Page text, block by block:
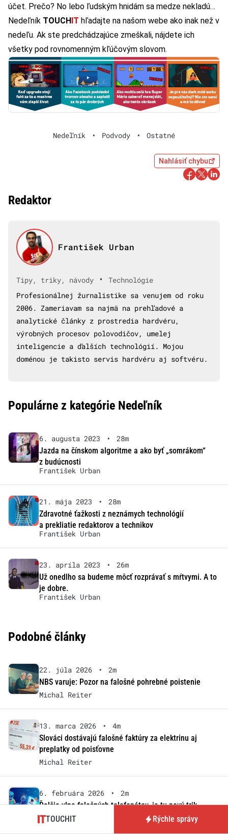
účet. Prečo? No lebo ľudským hnidám sa medze nekladú…
Nedeľník TOUCHIT hľadajte na našom webe ako inak než v
nedeľu. Ak ste predchádzajúce zmeškali, nájdete ich
všetky pod rovnomenným kľúčovým slovom.
Nedeľník • Podvody • Ostatné
Nahlásiť chybu
Redaktor
František Urban
Tipy, triky, návody •
Technológie
Profesionálnej žurnalistike sa venujem od roku
2006. Zameriavam sa najmä na prehľadové a
analytické články z prostredia hardvéru,
výrobných procesov polovodičov, umelej
inteligencie a ďalších technológií. Mojou
doménou je takisto servis hardvéru aj softvéru.
Populárne z kategórie Nedeľník
6. augusta 2023 •
28m
Jazda na čínskom algoritme a ako byť „somrákom“
z budúcnosti
František Urban
21. mája 2023 •
28m
Zdravotné ťažkosti z neznámych technológií
a prekliatie redaktorov a technikov
František Urban
23. apríla 2023 •
26m
Už onedlho sa budeme môcť rozprávať s mŕtvymi. A to
je dobre.
František Urban
Podobné články
22. júla 2026 •
2m
NBS varuje: Pozor na falošné pohrebné poistenie
Michal Reiter
13. marca 2026 •
4m
Slováci dostávajú falošné faktúry za elektrinu aj
preplatky od poisťovne
Michal Reiter
6. februára 2026 •
2m
Ďalšia vlna falošných telefonátov, je tu nový trik
Michal Reiter
TOUCHIT Rýchle správy